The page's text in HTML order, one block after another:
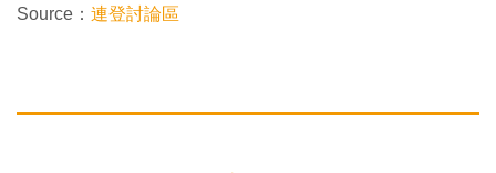
Source： 連登討論區